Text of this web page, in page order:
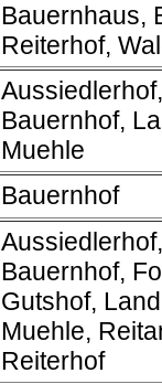
Bauernhaus,
Reiterhof,
Bauernhof,
Muehle
Bauernhof
Bauernhof,
Gutshof,
Muehle,
Reiterhof